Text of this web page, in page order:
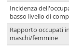
Incidenza
basso livello di
Rapporto occupati
maschi/femmine